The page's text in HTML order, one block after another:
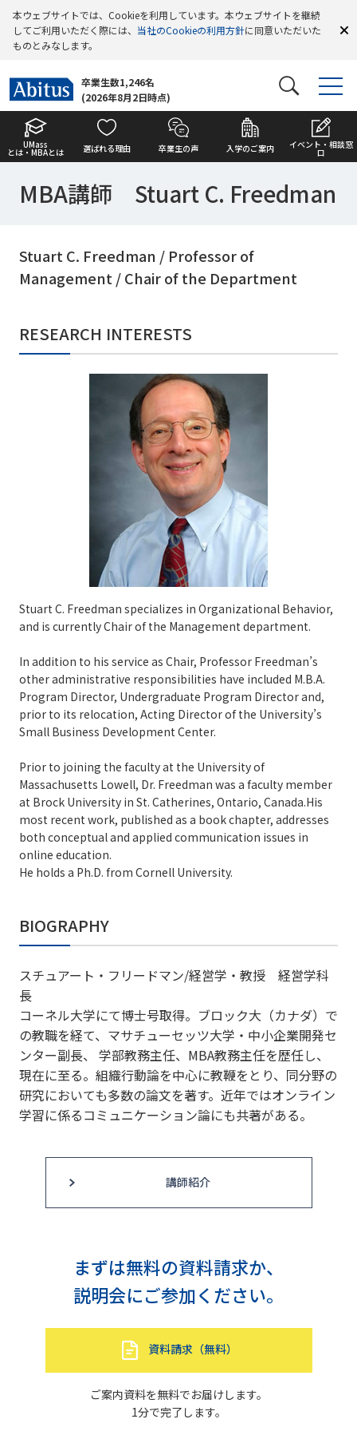
本ウェブサイトでは、Cookieを利用しています。本ウェブサイトを継続
してご利用いただく際には、 当社のCookieの利用方針に同意いただいた
ものとみなします。
卒業生数1,246名
(2026年8月2日時点)
UMass
とは・MBAとは 選ばれる理由 卒業生の声 入学のご案内 イベント・相談窓
口
MBA講師 Stuart C. Freedman
Stuart C. Freedman / Professor of
Management / Chair of the Department
RESEARCH INTERESTS
Stuart C. Freedman specializes in Organizational Behavior,
and is currently Chair of the Management department.
In addition to his service as Chair, Professor Freedman’s
other administrative responsibilities have included M.B.A.
Program Director, Undergraduate Program Director and,
prior to its relocation, Acting Director of the University’s
Small Business Development Center.
Prior to joining the faculty at the University of
Massachusetts Lowell, Dr. Freedman was a faculty member
at Brock University in St. Catherines, Ontario, Canada.His
most recent work, published as a book chapter, addresses
both conceptual and applied communication issues in
online education.
He holds a Ph.D. from Cornell University.
BIOGRAPHY
スチュアート・フリードマン/経営学・教授 経営学科
長
コーネル大学にて博士号取得。ブロック大（カナダ）で
の教職を経て、マサチューセッツ大学・中小企業開発セ
ンター副長、 学部教務主任、MBA教務主任を歴任し、
現在に至る。組織行動論を中心に教鞭をとり、同分野の
研究においても多数の論文を著す。近年ではオンライン
学習に係るコミュニケーション論にも共著がある。
講師紹介
まずは無料の資料請求か、
説明会にご参加ください。
資料請求（無料）
ご案内資料を無料でお届けします。
1分で完了します。